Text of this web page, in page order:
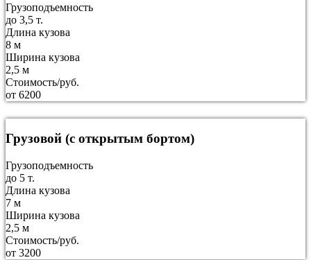
Грузоподъемность
до 3,5 т.
Длина кузова
8 м
Ширина кузова
2,5 м
Стоимость/руб.
от 6200
Грузовой (с открытым бортом)
Грузоподъемность
до 5 т.
Длина кузова
7 м
Ширина кузова
2,5 м
Стоимость/руб.
от 3200